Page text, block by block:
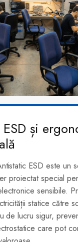
și
ESD este un
proiectat special
sensibile.
statice către
de lucru sigur,
care pot